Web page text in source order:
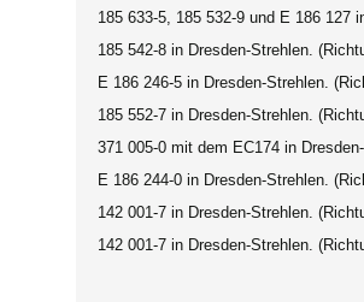
185 633-5, 185 532-9 und E 186 127
185 542-8 in Dresden-Strehlen.
E 186 246-5 in Dresden-Strehlen.
185 552-7 in Dresden-Strehlen.
371 005-0 mit dem EC174 in
E 186 244-0 in Dresden-Strehlen.
142 001-7 in Dresden-Strehlen.
142 001-7 in Dresden-Strehlen.